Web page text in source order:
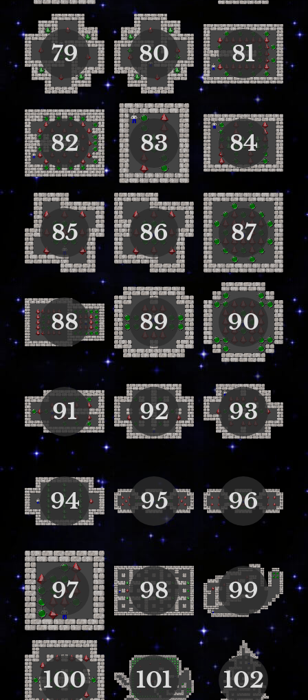
79 80 81
82 83 84
85 86 87
88 89 90
91 92 93
94 95 96
97 98 99
100 101 102